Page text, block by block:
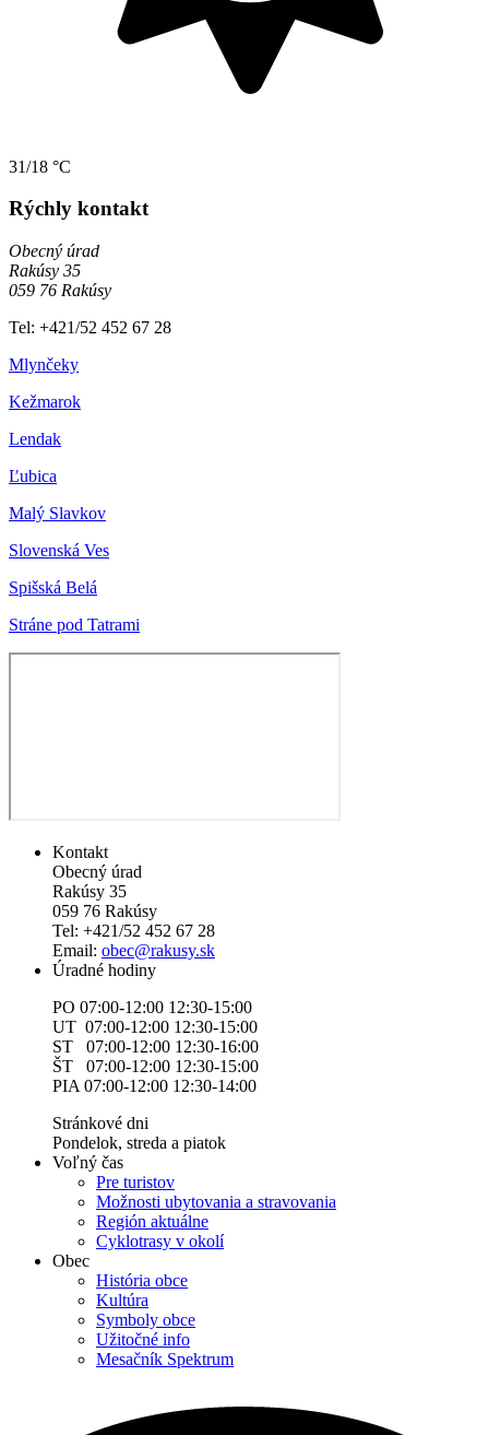
31/18 °C
Rýchly kontakt
Obecný úrad
Rakúsy 35
059 76 Rakúsy
Tel: +421/52 452 67 28
Mlynčeky
Kežmarok
Lendak
Ľubica
Malý Slavkov
Slovenská Ves
Spišská Belá
Stráne pod Tatrami
Kontakt
Obecný úrad
Rakúsy 35
059 76 Rakúsy
Tel: +421/52 452 67 28
Email: obec@rakusy.sk
Úradné hodiny
PO 07:00-12:00 12:30-15:00
UT 07:00-12:00 12:30-15:00
ST 07:00-12:00 12:30-16:00
ŠT 07:00-12:00 12:30-15:00
PIA 07:00-12:00 12:30-14:00
Stránkové dni
Pondelok, streda a piatok
Voľný čas
Pre turistov
Možnosti ubytovania a stravovania
Región aktuálne
Cyklotrasy v okolí
Obec
História obce
Kultúra
Symboly obce
Užitočné info
Mesačník Spektrum